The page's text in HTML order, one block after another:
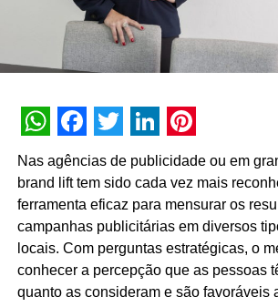
WhatsApp
Facebook
Twitter
LinkedIn
Nas agências de publicidade ou em
brand lift tem sido cada vez mais
ferramenta eficaz para mensurar os
campanhas publicitárias em diversos
locais. Com perguntas estratégicas, o
conhecer a percepção que as pessoas
quanto as consideram e são favoráveis